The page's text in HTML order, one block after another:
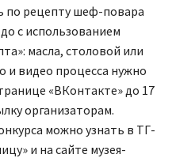
по рецепту шеф-повара
с использованием
масла, столовой или
и видео процесса нужно
«ВКонтакте» до 17
организаторам.
можно узнать в ТГ-
и на сайте музея-